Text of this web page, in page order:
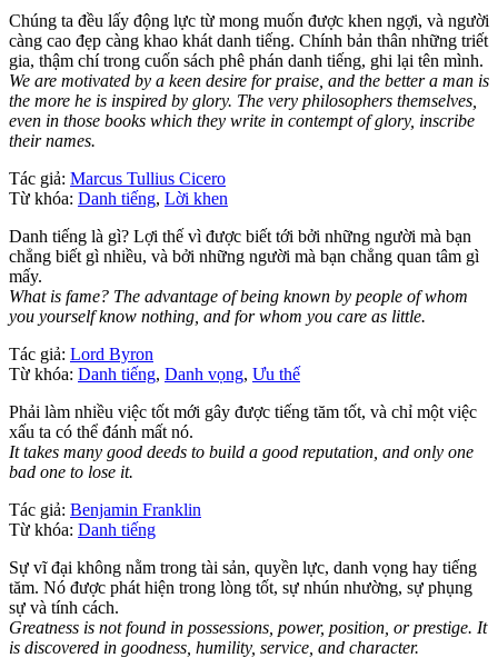
Chúng ta đều lấy động lực từ mong muốn được khen ngợi, và người
càng cao đẹp càng khao khát danh tiếng. Chính bản thân những triết
gia, thậm chí trong cuốn sách phê phán danh tiếng, ghi lại tên mình.
We are motivated by a keen desire for praise, and the better a man is
the more he is inspired by glory. The very philosophers themselves,
even in those books which they write in contempt of glory, inscribe
their names.
Tác giả: Marcus Tullius Cicero
Từ khóa: Danh tiếng, Lời khen
Danh tiếng là gì? Lợi thế vì được biết tới bởi những người mà bạn
chẳng biết gì nhiều, và bởi những người mà bạn chẳng quan tâm gì
mấy.
What is fame? The advantage of being known by people of whom
you yourself know nothing, and for whom you care as little.
Tác giả: Lord Byron
Từ khóa: Danh tiếng, Danh vọng, Ưu thế
Phải làm nhiều việc tốt mới gây được tiếng tăm tốt, và chỉ một việc
xấu ta có thể đánh mất nó.
It takes many good deeds to build a good reputation, and only one
bad one to lose it.
Tác giả: Benjamin Franklin
Từ khóa: Danh tiếng
Sự vĩ đại không nằm trong tài sản, quyền lực, danh vọng hay tiếng
tăm. Nó được phát hiện trong lòng tốt, sự nhún nhường, sự phụng
sự và tính cách.
Greatness is not found in possessions, power, position, or prestige. It
is discovered in goodness, humility, service, and character.